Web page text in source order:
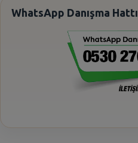
WhatsApp Danışma Hattı